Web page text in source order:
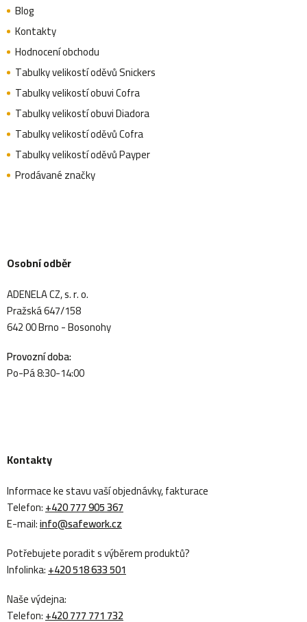
Blog
Kontakty
Hodnocení obchodu
Tabulky velikostí oděvů Snickers
Tabulky velikostí obuvi Cofra
Tabulky velikostí obuvi Diadora
Tabulky velikostí oděvů Cofra
Tabulky velikostí oděvů Payper
Prodávané značky
Osobní odběr
ADENELA CZ, s. r. o.
Pražská 647/158
642 00 Brno - Bosonohy
Provozní doba:
Po-Pá 8:30-14:00
Kontakty
Informace ke stavu vaší objednávky, fakturace
Telefon:+420 777 905 367
E-mail:info@safework.cz
Potřebujete poradit s výběrem produktů?
Infolinka:+420 518 633 501
Naše výdejna:
Telefon:+420 777 771 732